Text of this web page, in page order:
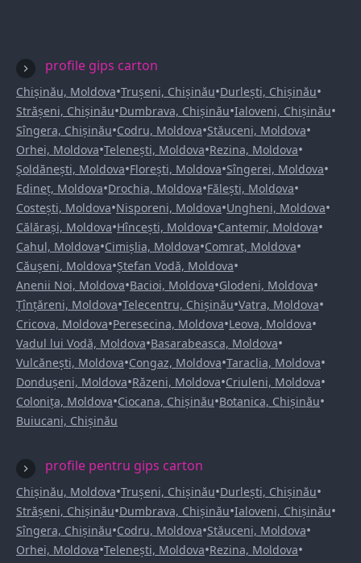
profile gips carton
Chișinău, Moldova•Trușeni, Chișinău•Durlești, Chișinău•
Strășeni, Chișinău•Dumbrava, Chișinău•Ialoveni, Chișinău•
Sîngera, Chișinău•Codru, Moldova•Stăuceni, Moldova•
Orhei, Moldova•Telenești, Moldova•Rezina, Moldova•
Șoldănești, Moldova•Florești, Moldova•Sîngerei, Moldova•
Edineț, Moldova•Drochia, Moldova•Fălești, Moldova•
Costești, Moldova•Nisporeni, Moldova•Ungheni, Moldova•
Călărași, Moldova•Hîncești, Moldova•Cantemir, Moldova•
Cahul, Moldova•Cimișlia, Moldova•Comrat, Moldova•
Căușeni, Moldova•Ștefan Vodă, Moldova•
Anenii Noi, Moldova•Bacioi, Moldova•Glodeni, Moldova•
Țînțăreni, Moldova•Telecentru, Chișinău•Vatra, Moldova•
Cricova, Moldova•Peresecina, Moldova•Leova, Moldova•
Vadul lui Vodă, Moldova•Basarabeasca, Moldova•
Vulcănești, Moldova•Congaz, Moldova•Taraclia, Moldova•
Dondușeni, Moldova•Răzeni, Moldova•Criuleni, Moldova•
Colonița, Moldova•Ciocana, Chișinău•Botanica, Chișinău•
Buiucani, Chișinău
profile pentru gips carton
Chișinău, Moldova•Trușeni, Chișinău•Durlești, Chișinău•
Strășeni, Chișinău•Dumbrava, Chișinău•Ialoveni, Chișinău•
Sîngera, Chișinău•Codru, Moldova•Stăuceni, Moldova•
Orhei, Moldova•Telenești, Moldova•Rezina, Moldova•